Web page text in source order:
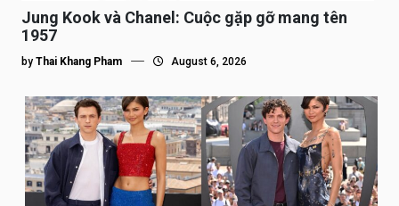
Jung Kook và Chanel: Cuộc gặp gỡ mang tên
1957
by Thai Khang Pham August 6, 2026